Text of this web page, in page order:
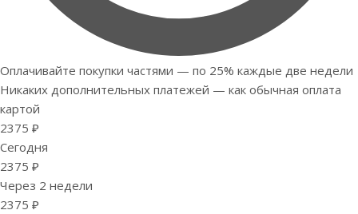
Оплачивайте покупки частями — по 25% каждые две недели
Никаких дополнительных платежей — как обычная оплата
картой
2375 ₽
Сегодня
2375 ₽
Через 2 недели
2375 ₽